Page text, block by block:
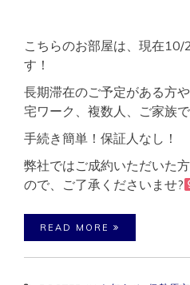
こちらのお部屋は、現在10/
す！
長期滞在のご予定がある方
宅ワーク、複数人、ご家族
手続き簡単！保証人なし！
弊社ではご成約いただいた
ので、ご了承くださいませ?‍
READ MORE